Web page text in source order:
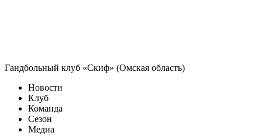
Гандбольный клуб «Скиф» (Омская область)
Новости
Клуб
Команда
Сезон
Медиа